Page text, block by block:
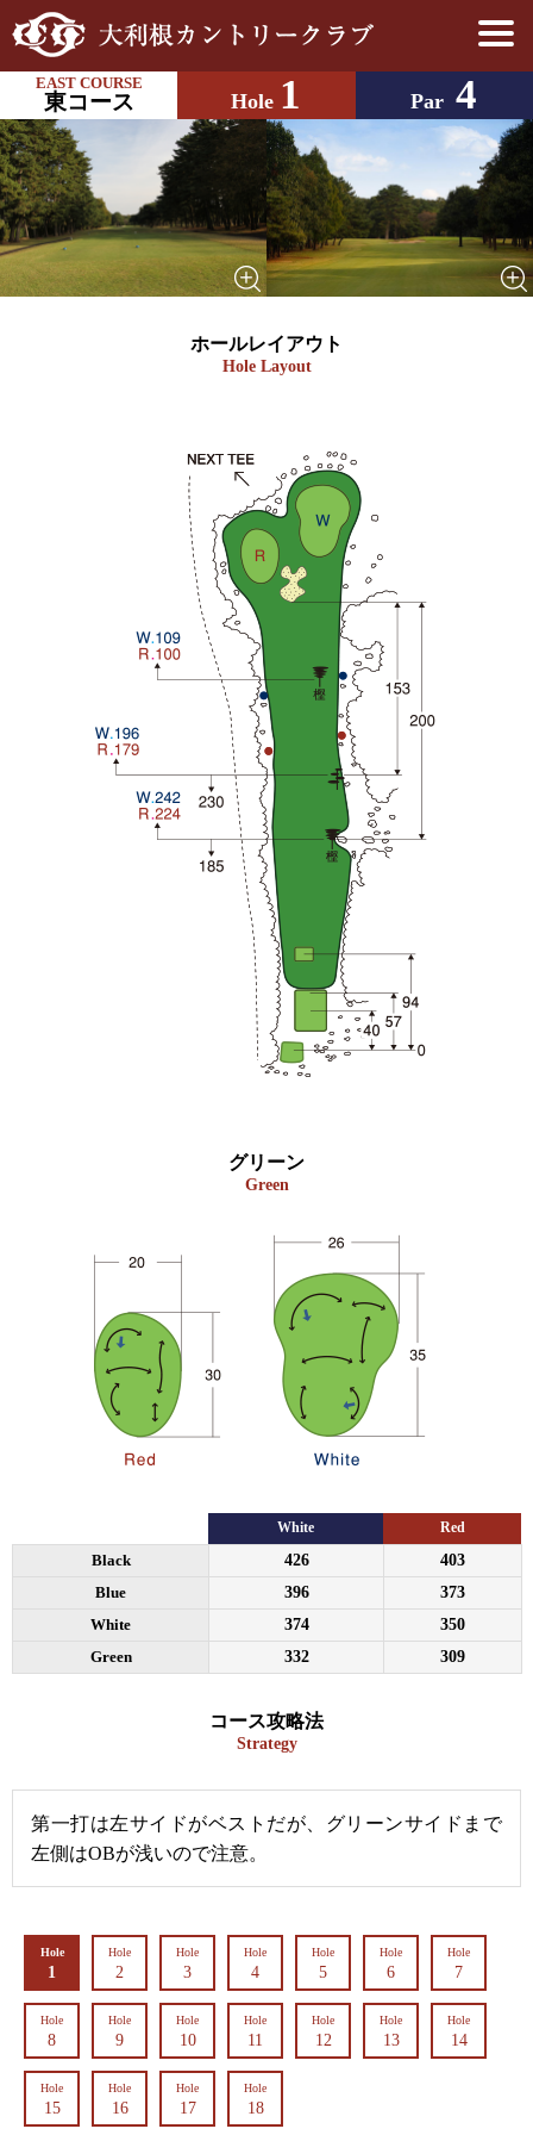
EAST COURSE
東コース Hole 1 Par 4
ホールレイアウト
Hole Layout
グリーン
Green
White Red
Black 426
403
Blue
396
373
White
374
350
Green
332 309
コース攻略法
Strategy
第一打は左サイドがベストだが、グリーンサイドまで
左側はOBが浅いので注意。
Hole
1
Hole
2
Hole
3
Hole
4
Hole
5
Hole
6
Hole
7
Hole
8
Hole
9
Hole
10
Hole
11
Hole
12
Hole
13
Hole
14
Hole
15
Hole
16
Hole
17
Hole
18